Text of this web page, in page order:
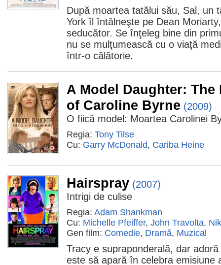
După moartea tatălui său, Sal, un
York îl întâlneşte pe Dean
seducător. Se înţeleg bine din
nu se mulţumească cu o viaţă
într-o călătorie.
A Model Daughter:
of Caroline Byrne (2009)
O fiică model: Moartea Carolinei
Regia: Tony Tilse
Cu: Garry McDonald, Cariba Heine
Hairspray (2007)
Intrigi de culise
Regia: Adam Shankman
Cu: Michelle Pfeiffer, John Travolta,
Gen film: Comedie, Dramă, Muzical
Tracy e supraponderală, dar
este să apară în celebra emisiune